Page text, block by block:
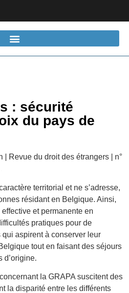
: sécurité
du pays de
| Revue du droit des étrangers | n°
territorial et ne s’adresse,
résidant en Belgique. Ainsi,
et permanente en
pratiques pour de
aspirent à conserver leur
tout en faisant des séjours
d’origine.
la GRAPA suscitent des
la disparité entre les différents